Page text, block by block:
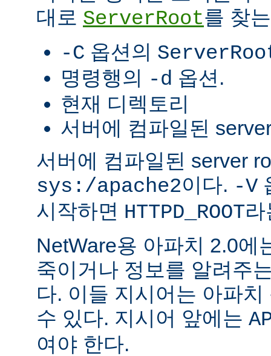
대로 ServerRoot를 찾
-C 옵션의
명령행의 -d 옵션.
현재 디렉토리
서버에 컴파일된
서버에 컴파일된 server
sys:/apache2이다. -V
시작하면 HTTPD_ROOT
NetWare용 아파치 2.0에
죽이거나 정보를 알려주
다. 이들 지시어는 아파
수 있다. 지시어 앞에는
여야 한다.